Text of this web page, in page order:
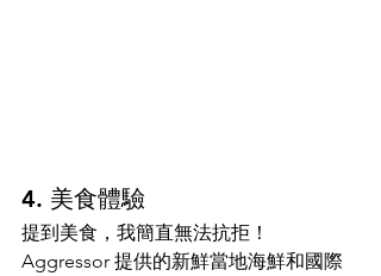
4. 美食體驗
提到美食，我簡直無法抗拒！
Aggressor 提供的新鮮當地海鮮和國際